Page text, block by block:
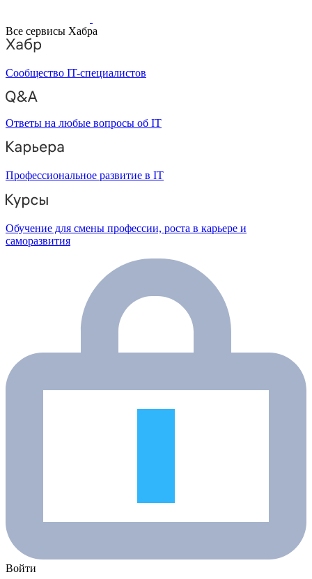
Все сервисы Хабра
Сообщество IT-специалистов
Ответы на любые вопросы об IT
Профессиональное развитие в IT
Обучение для смены профессии, роста в карьере и
саморазвития
Войти